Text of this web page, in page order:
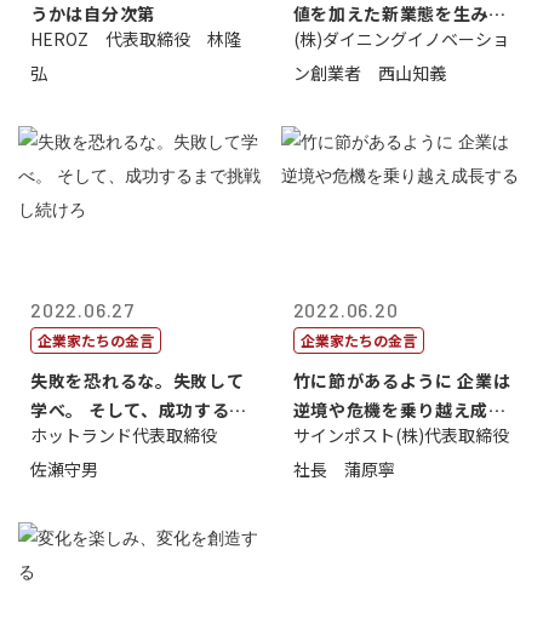
うかは自分次第
HEROZ 代表取締役 林隆
弘
値を加えた新業態を生み出
すこと
(株)ダイニングイノベーショ
ン創業者 西山知義
2022.06.27
企業家たちの金言
失敗を恐れるな。失敗して
学べ。 そして、成功するま
で挑戦し続...
ホットランド代表取締役
佐瀬守男
2022.06.20
企業家たちの金言
竹に節があるように 企業は
逆境や危機を乗り越え成長
する
サインポスト(株)代表取締役
社長 蒲原寧